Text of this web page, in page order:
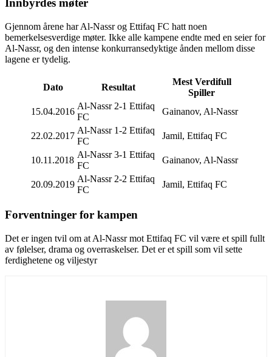
Innbyrdes møter
Gjennom årene har Al-Nassr og Ettifaq FC hatt noen
bemerkelsesverdige møter. Ikke alle kampene endte med en seier for
Al-Nassr, og den intense konkurransedyktige ånden mellom disse
lagene er tydelig.
Dato Resultat
Mest Verdifull
Spiller
15.04.2016
Al-Nassr 2-1 Ettifaq
FC
Gainanov, Al-Nassr
22.02.2017
Al-Nassr 1-2 Ettifaq
FC
Jamil, Ettifaq FC
10.11.2018
Al-Nassr 3-1 Ettifaq
FC
Gainanov, Al-Nassr
20.09.2019
Al-Nassr 2-2 Ettifaq
FC
Jamil, Ettifaq FC
Forventninger for kampen
Det er ingen tvil om at Al-Nassr mot Ettifaq FC vil være et spill fullt
av følelser, drama og overraskelser. Det er et spill som vil sette
ferdighetene og viljestyr